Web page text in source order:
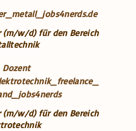
(m/w/d) für den Bereich
(m/w/d) für den Bereich